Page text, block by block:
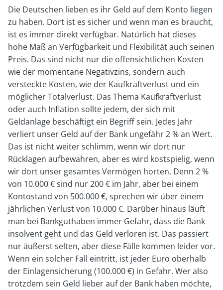
Die Deutschen lieben es ihr Geld auf dem Konto liegen
zu haben. Dort ist es sicher und wenn man es braucht,
ist es immer direkt verfügbar. Natürlich hat dieses
hohe Maß an Verfügbarkeit und Flexibilität auch seinen
Preis. Das sind nicht nur die offensichtlichen Kosten
wie der momentane Negativzins, sondern auch
versteckte Kosten, wie der Kaufkraftverlust und ein
möglicher Totalverlust. Das Thema Kaufkraftverlust
oder auch Inflation sollte jedem, der sich mit
Geldanlage beschäftigt ein Begriff sein. Jedes Jahr
verliert unser Geld auf der Bank ungefähr 2 % an Wert.
Das ist nicht weiter schlimm, wenn wir dort nur
Rücklagen aufbewahren, aber es wird kostspielig, wenn
wir dort unser gesamtes Vermögen horten. Denn 2 %
von 10.000 € sind nur 200 € im Jahr, aber bei einem
Kontostand von 500.000 €, sprechen wir über einem
jährlichen Verlust von 10.000 €. Darüber hinaus läuft
man bei Bankguthaben immer Gefahr, dass die Bank
insolvent geht und das Geld verloren ist. Das passiert
nur äußerst selten, aber diese Fälle kommen leider vor.
Wenn ein solcher Fall eintritt, ist jeder Euro oberhalb
der Einlagensicherung (100.000 €) in Gefahr. Wer also
trotzdem sein Geld lieber auf der Bank haben möchte,